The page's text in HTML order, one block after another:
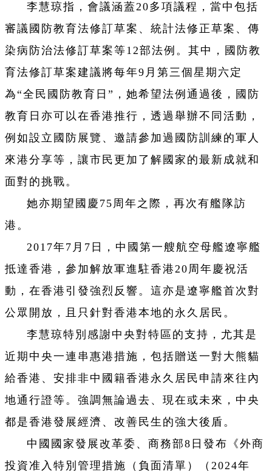
李慧琼指，會議涵蓋20多項議程，當中包括
審議國防教育法修訂草案、統計法修正草案、傳
染病防治法修訂草案等12部法例。其中，國防教
育法修訂草案建議將每年9月第三個星期六定
為“全民國防教育日”，她希望法例通過後，國防
教育日亦可以在香港推行，透過舉辦不同活動，
例如設立國防展覽、邀請參加過國防訓練的軍人
來港分享等，讓市民更加了解國家的最新成就和
面對的挑戰。
她亦期望國慶75周年之際，再次有艦隊訪
港。
2017年7月7日，中國第一艘航空母艦遼寧艦
抵達香港，參加解放軍進駐香港20周年慶祝活
動，在香港引發強烈反響。這亦是遼寧艦首次對
公眾開放，且只針對香港本地的永久居民。
李慧琼特別感謝中央對特區的支持，尤其是
近期中央一連串惠港措施，包括贈送一對大熊貓
給香港、安排非中國籍香港永久居民申請來往內
地通行證等。強調無論過去、現在或未來，中央
都是香港發展經濟、改善民生的強大後盾。
中國國家發展改革委、商務部8日發布《外商
投資准入特別管理措施（負面清單）（2024年